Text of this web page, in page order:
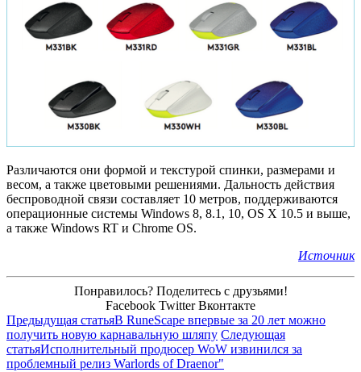
Различаются они формой и текстурой спинки, размерами и
весом, а также цветовыми решениями. Дальность действия
беспроводной связи составляет 10 метров, поддерживаются
операционные системы Windows 8, 8.1, 10, OS X 10.5 и выше,
а также Windows RT и Chrome OS.
Источник
Понравилось? Поделитесь с друзьями!
Facebook Twitter Вконтакте
Предыдущая статьяВ RuneScape впервые за 20 лет можно
получить новую карнавальную шляпу Следующая
статьяИсполнительный продюсер WoW извинился за
проблемный релиз Warlords of Draenor"